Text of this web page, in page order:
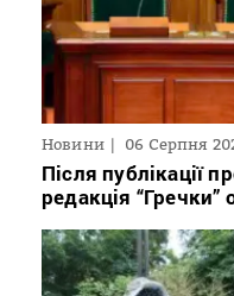
Новини 06 Серпня
Після публікації
редакція